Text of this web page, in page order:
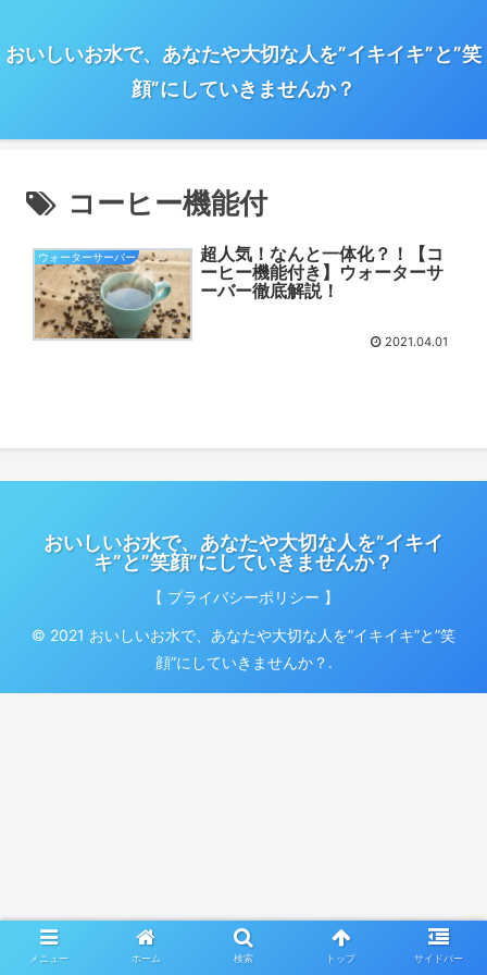
おいしいお水で、あなたや大切な人を”イキイキ”と”笑
顔”にしていきませんか？
コーヒー機能付
ウォーターサーバー
超人気！なんと一体化？！【コ
ーヒー機能付き】ウォーターサ
ーバー徹底解説！
2021.04.01
おいしいお水で、あなたや大切な人を”イキイ
キ”と”笑顔”にしていきませんか？
【 プライバシーポリシー 】
© 2021 おいしいお水で、あなたや大切な人を”イキイキ”と”笑
顔”にしていきませんか？.
メニュー ホーム 検索 トップ サイドバー